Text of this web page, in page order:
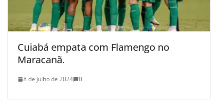
Cuiabá empata com Flamengo no
Maracanã.
8 de julho de 2024 0